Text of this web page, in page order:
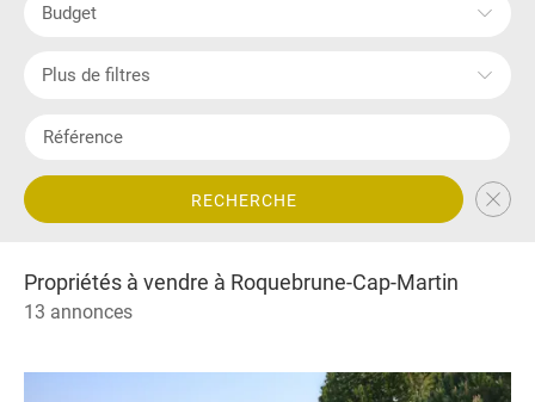
Budget
Plus de filtres
RECHERCHE
Propriétés à vendre à Roquebrune-Cap-Martin
13 annonces